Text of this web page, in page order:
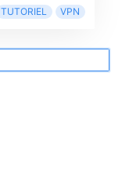
TUTORIEL VPN